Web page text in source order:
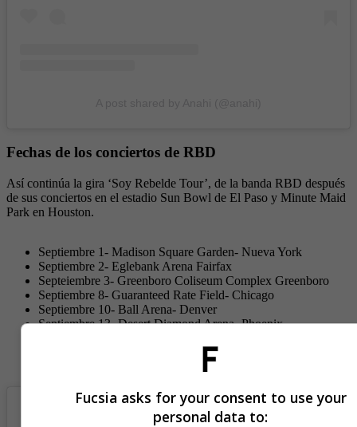
Fechas de los conciertos de RBD
Así continúa la gira ‘Soy Rebelde Tour’, de la banda RBD después
de sus conciertos en el estadio Sun Bowl de El Paso y Minute Maid
Park en Houston.
Septiembre 1- Madison Square Garden- Nueva York
Septiembre 2- Eglebank Arena Fairfax
Septeiembre 3- Greenboro Coliseum Complex Greenboro
Septiembre 8- Guaranteed Rate Field- Chicago
Septiembre 10- Ball Arena- Denver
Septiembre 13- Desert Diamond Arena- Phoenix
Septiembre 22- Miami Dade Arena- Miami
Fucsia asks for your consent to use your
personal data to: